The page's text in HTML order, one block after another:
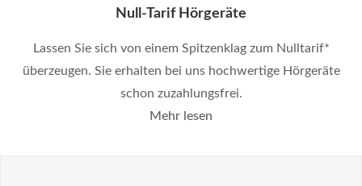
Null-Tarif Hörgeräte
Lassen Sie sich von einem Spitzenklag zum Nulltarif*
überzeugen. Sie erhalten bei uns hochwertige Hörgeräte
schon zuzahlungsfrei.
Mehr lesen